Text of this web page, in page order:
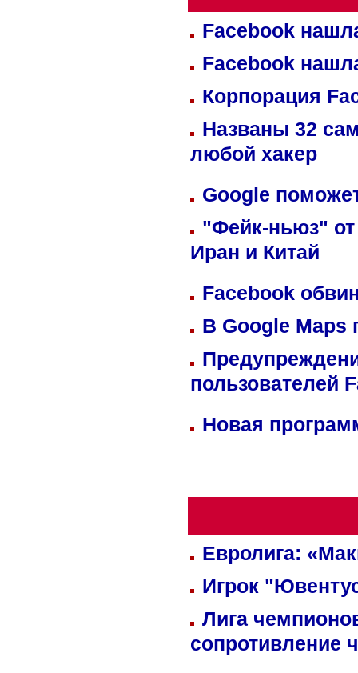
Facebook
Facebook
Корпорация
Названы 32
любой хакер
Google
"Фейк-ньюз" от
Иран и Китай
Facebook
В Google Maps
пользователей
Новая
Евролига:
Игрок
Лига
сопротивление